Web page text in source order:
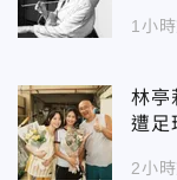
1小
林亭
遭足
2小